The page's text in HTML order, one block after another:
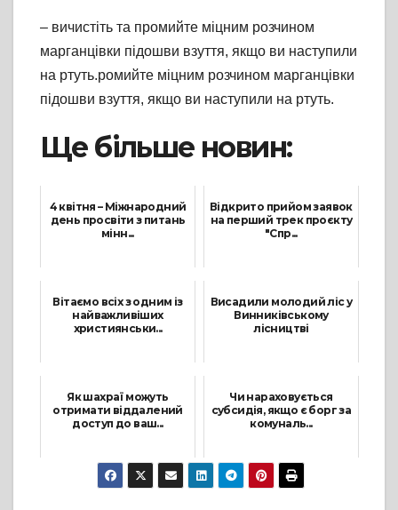
– вичистіть та промийте міцним розчином
марганцівки підошви взуття, якщо ви наступили
на ртуть.ромийте міцним розчином марганцівки
підошви взуття, якщо ви наступили на ртуть.
Ще більше новин:
4 квітня – Міжнародний
день просвіти з питань
мінн...
Відкрито прийом заявок
на перший трек проєкту
"Спр...
Вітаємо всіх з одним із
найважливіших
християнськи...
Висадили молодий ліс у
Винниківському
лісництві
Як шахраї можуть
отримати віддалений
доступ до ваш...
14 Січня, 2025
Чи нараховується
субсидія, якщо є борг за
комуналь...
14 Листопада, 2023